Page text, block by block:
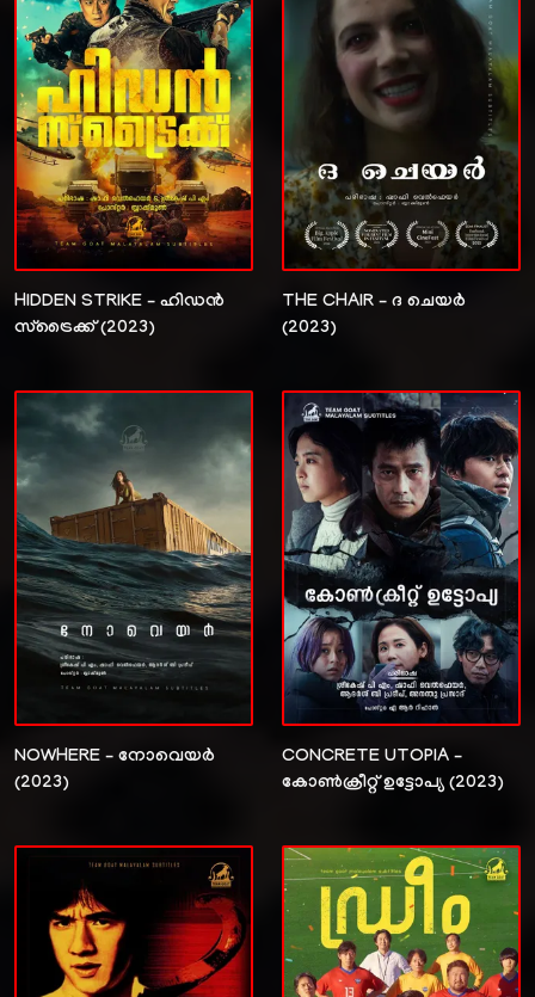
HIDDEN STRIKE – ഹിഡൻ
സ്ട്രൈക്ക് (2023)
THE CHAIR – ദ ചെയർ
(2023)
NOWHERE – നോവെയർ
(2023)
CONCRETE UTOPIA –
കോൺക്രീറ്റ് ഉട്ടോപ്യ (2023)